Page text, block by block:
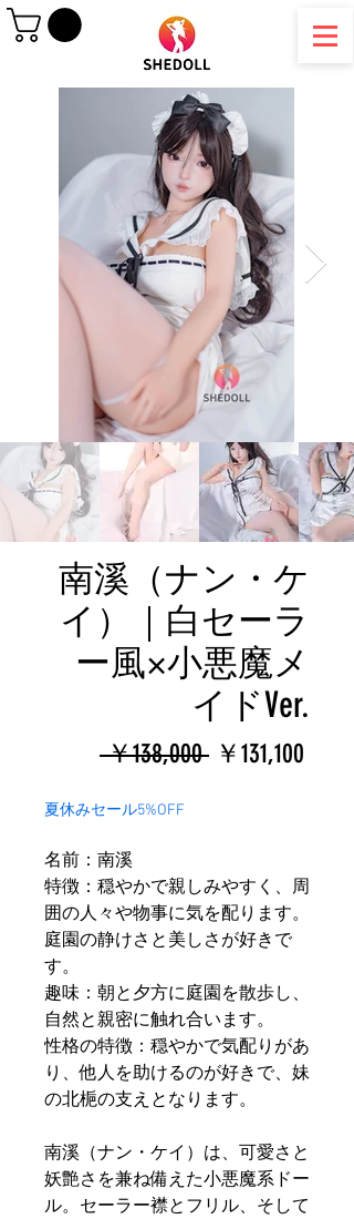
南溪（ナン・ケ
イ）｜白セーラ
ー風×小悪魔メ
イドVer.
￥138,000 通￥131,100
夏休みセール5%OFF
名前：南溪
特徴：穏やかで親しみやすく、周
囲の人々や物事に気を配ります。
庭園の静けさと美しさが好きで
す。
趣味：朝と夕方に庭園を散歩し、
自然と親密に触れ合います。
性格の特徴：穏やかで気配りがあ
り、他人を助けるのが好きで、妹
の北梔の支えとなります。
南溪（ナン・ケイ）は、可愛さと
妖艶さを兼ね備えた小悪魔系ドー
ル。セーラー襟とフリル、そして